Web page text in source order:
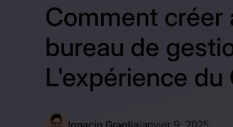
Comment créer
bureau de
L'expérience du
Ignacio Gragliajanvier 9, 2025